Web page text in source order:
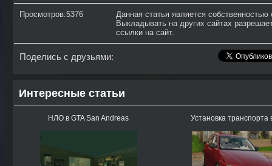
Просмотров:5376
Данная статья является
Выкладывать на других сайтах
ссылки на сайт.
Поделись с друзьями:
Интересные статьи
НЛО в GTA San Andreas Установка транспорта